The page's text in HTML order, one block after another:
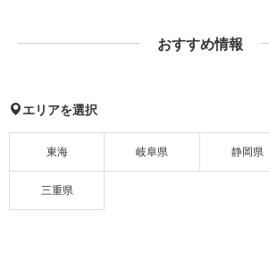
おすすめ情報
エリアを選択
東海 岐阜県 静岡県
三重県